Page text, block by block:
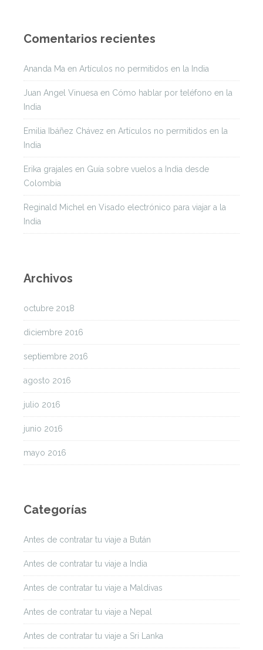
Comentarios recientes
Ananda Ma en Artículos no permitidos en la India
Juan Angel Vinuesa en Cómo hablar por teléfono en la
India
Emilia Ibáñez Chávez en Artículos no permitidos en la
India
Erika grajales en Guía sobre vuelos a India desde
Colombia
Reginald Michel en Visado electrónico para viajar a la
India
Archivos
octubre 2018
diciembre 2016
septiembre 2016
agosto 2016
julio 2016
junio 2016
mayo 2016
Categorías
Antes de contratar tu viaje a Bután
Antes de contratar tu viaje a India
Antes de contratar tu viaje a Maldivas
Antes de contratar tu viaje a Nepal
Antes de contratar tu viaje a Sri Lanka